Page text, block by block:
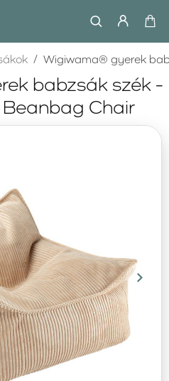
babzsák szék -
Chair
Wigiwama® gyerek